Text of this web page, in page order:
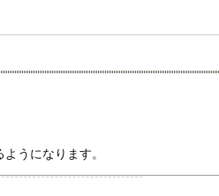
うになります。